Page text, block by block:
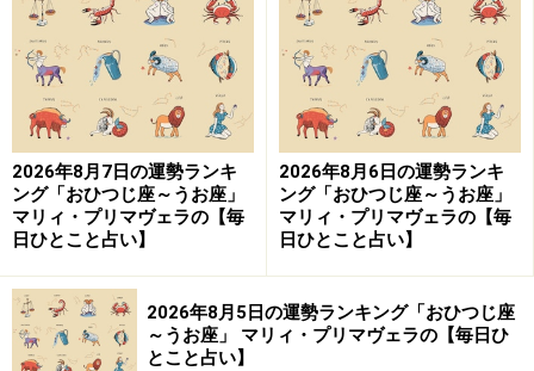
【編集部おすすめの購入サイト】
Amazonで占い関連の商品をチェック！
楽天市場で占い関連の商品をチェック！
2026年8月7日の運勢ランキ
ング「おひつじ座～うお座」
マリィ・プリマヴェラの【毎
日ひとこと占い】
2026年8月6日の運勢ランキ
ング「おひつじ座～うお座」
マリィ・プリマヴェラの【毎
日ひとこと占い】
2026年8月5日の運勢ランキング「おひつじ座
～うお座」 マリィ・プリマヴェラの【毎日ひ
とこと占い】